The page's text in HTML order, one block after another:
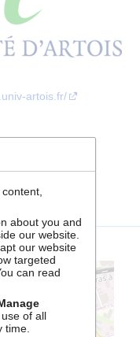
artois.fr/
about you and
our website.
our website
targeted
can read
use of all
time.